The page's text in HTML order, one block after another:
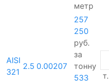
метр
AISI
321
2.5 0.00207
257
250
руб.
за
тонну
533
т.